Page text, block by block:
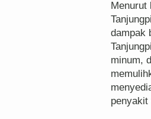
Menurut
dampak
minum,
penyakit